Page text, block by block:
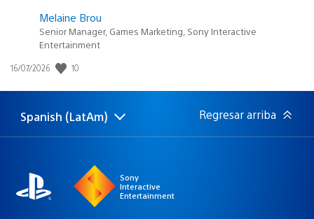
Melaine Brou
Senior Manager, Games Marketing, Sony Interactive
Entertainment
Fecha
publicación:
16/07/2026 10
Elige
una
Región
actual:
Spanish (LatAm) Regresar arriba
Sony
Interactive
Entertainment